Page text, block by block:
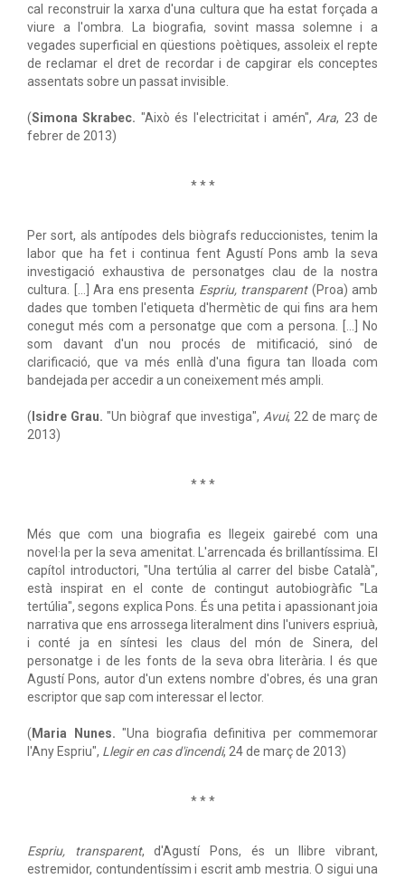
cal reconstruir la xarxa d'una cultura que ha estat forçada a
viure a l'ombra. La biografia, sovint massa solemne i a
vegades superficial en qüestions poètiques, assoleix el repte
de reclamar el dret de recordar i de capgirar els conceptes
assentats sobre un passat invisible.
(Simona Skrabec. "Això és l'electricitat i amén", Ara, 23 de
febrer de 2013)
* * *
Per sort, als antípodes dels biògrafs reduccionistes, tenim la
labor que ha fet i continua fent Agustí Pons amb la seva
investigació exhaustiva de personatges clau de la nostra
cultura. […] Ara ens presenta Espriu, transparent(Proa) amb
dades que tomben l'etiqueta d'hermètic de qui fins ara hem
conegut més com a personatge que com a persona. […] No
som davant d'un nou procés de mitificació, sinó de
clarificació, que va més enllà d'una figura tan lloada com
bandejada per accedir a un coneixement més ampli.
( Isidre Grau. "Un biògraf que investiga", Avui, 22 de març de
2013)
* * *
Més que com una biografia es llegeix gairebé com una
novel·la per la seva amenitat. L'arrencada és brillantíssima. El
capítol introductori, "Una tertúlia al carrer del bisbe Català",
està inspirat en el conte de contingut autobiogràfic "La
tertúlia", segons explica Pons. És una petita i apassionant joia
narrativa que ens arrossega literalment dins l'univers espriuà,
i conté ja en síntesi les claus del món de Sinera, del
personatge i de les fonts de la seva obra literària. I és que
Agustí Pons, autor d'un extens nombre d'obres, és una gran
escriptor que sap com interessar el lector.
( Maria Nunes. "Una biografia definitiva per commemorar
l'Any Espriu", Llegir en cas d'incendi, 24 de març de 2013)
* * *
Espriu, transparent, d'Agustí Pons, és un llibre vibrant,
estremidor, contundentíssim i escrit amb mestria. O sigui una